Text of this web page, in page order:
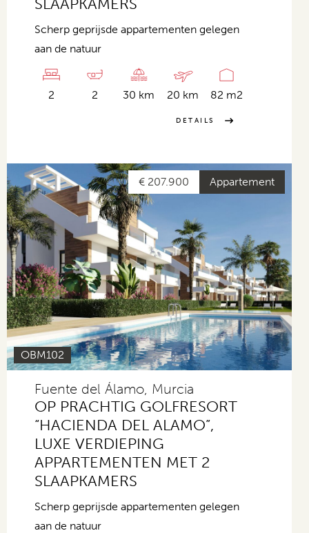
SLAAPKAMERS
Scherp geprijsde appartementen gelegen
aan de natuur
2 2 30 km 20 km 82 m2
DETAILS
Appartement
€ 207.900
OBM102
Fuente del Álamo, Murcia
OP PRACHTIG GOLFRESORT
“HACIENDA DEL ALAMO”,
LUXE VERDIEPING
APPARTEMENTEN MET 2
SLAAPKAMERS
Scherp geprijsde appartementen gelegen
aan de natuur